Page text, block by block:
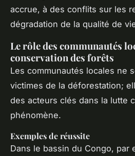
accrue, à des conflits sur les
dégradation de la qualité de
Le rôle des communautés
conservation des forêts
Les communautés locales ne
victimes de la déforestation;
des acteurs clés dans la lutte
phénomène.
Exemples de réussite
Dans le bassin du Congo, par